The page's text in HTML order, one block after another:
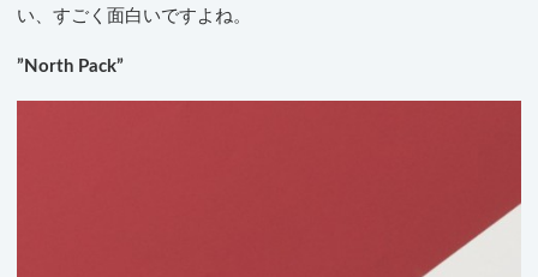
い、すごく面白いですよね。
”North Pack”